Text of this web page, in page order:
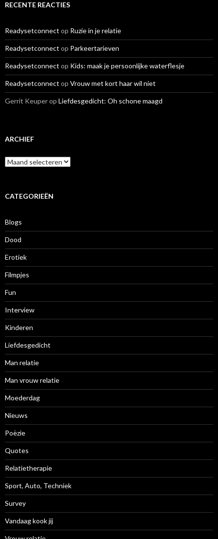
RECENTE REACTIES
Readysetconnect op Ruzie in je relatie
Readysetconnect op Parkeertarieven
Readysetconnect op Kids: maak je persoonlijke waterflesje
Readysetconnect op Vrouw met kort haar wil niet
Gerrit Keuperop Liefdesgedicht: Oh schone maagd
ARCHIEF
A
r
iCATEGORIEËN
Blogs
Dood
Erotiek
Filmpjes
Fun
Interview
Kinderen
Liefdesgedicht
Man relatie
Man vrouw relatie
Moederdag
Nieuws
Poëzie
Quotes
Relatietherapie
Sport, Auto, Techniek
Survey
Vandaag kook jij